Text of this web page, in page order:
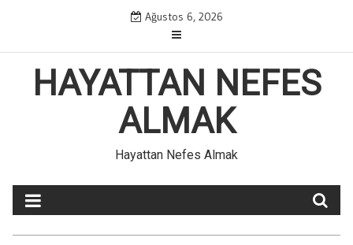
content
Ağustos 6, 2026
HAYATTAN NEFES
ALMAK
Hayattan Nefes Almak